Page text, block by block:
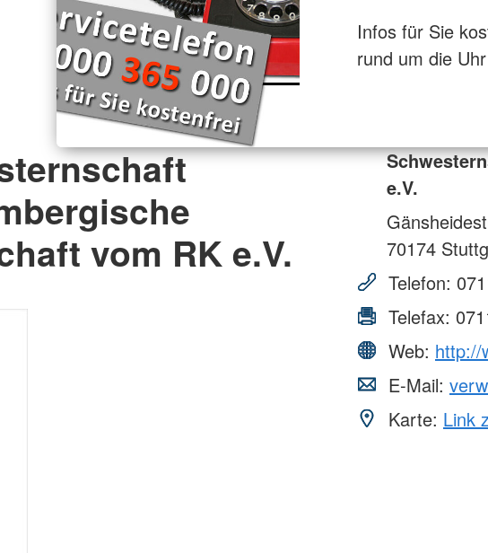
Infos für Sie
rund um die Uhr
vom RK e.V.
e.V.
70174
Telefon:
Telefax:
Web: http://
E-Mail:
Karte: Link